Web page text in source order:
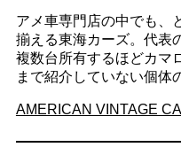
アメ車専門店の中でも、
揃える東海カーズ。代表
複数台所有するほどカマ
まで紹介していない個体
AMERICAN VINTAGE